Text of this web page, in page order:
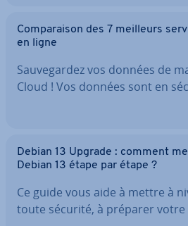
Com­pa­rai­son des 7 meilleurs
en ligne
Sau­ve­gar­dez vos données de
Cloud ! Vos données sont en
Debian 13 Upgrade : comment
Debian 13 étape par étape ?
Ce guide vous aide à mettre à
toute sécurité, à préparer